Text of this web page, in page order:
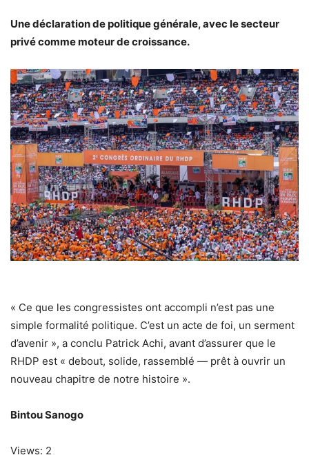
Une déclaration de politique générale, avec le secteur
privé comme moteur de croissance.
« Ce que les congressistes ont accompli n’est pas une
simple formalité politique. C’est un acte de foi, un serment
d’avenir », a conclu Patrick Achi, avant d’assurer que le
RHDP est « debout, solide, rassemblé — prêt à ouvrir un
nouveau chapitre de notre histoire ».
Bintou Sanogo
Views: 2